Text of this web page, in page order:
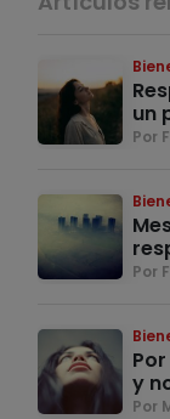
un
Por
Por
y
Por